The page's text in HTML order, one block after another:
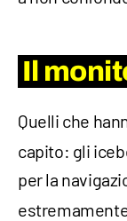
Il
Quelli che
capito: gli
per la